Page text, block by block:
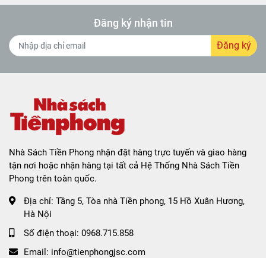
Đăng ký nhận tin
Đăng ký
Nhà Sách Tiền Phong nhận đặt hàng trực tuyến và giao hàng
tận nơi hoặc nhận hàng tại tất cả Hệ Thống Nhà Sách Tiền
Phong trên toàn quốc.
Địa chỉ: Tầng 5, Tòa nhà Tiền phong, 15 Hồ Xuân Hương,
Hà Nội
Số điện thoại: 0968.715.858
Email: info@tienphongjsc.com